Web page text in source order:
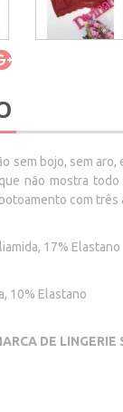
sem bojo, sem
não mostra
com três
17% Elastano
10% Elastano
DE